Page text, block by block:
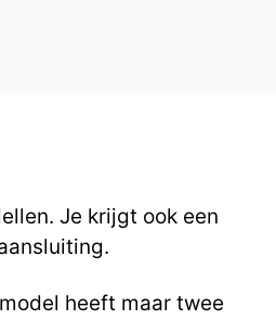
Je krijgt ook een
heeft maar twee